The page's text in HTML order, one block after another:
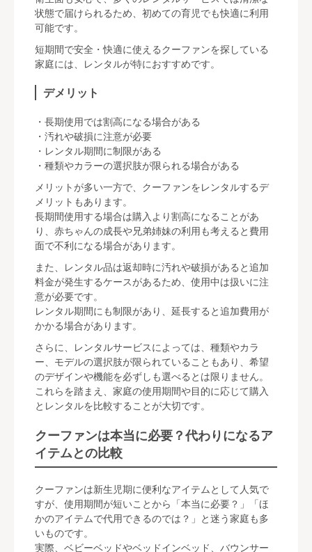
状態で届けられるため、初めての育児でも快適に利用
可能です。
短期間で安全・快適に使えるクーファンを探している
家庭には、レンタルが特におすすめです。
デメリット
・長期使用では割高になる場合がある
・汚れや破損に注意が必要
・レンタル期間に制限がある
・種類やカラーの選択肢が限られる場合がある
メリットが多い一方で、クーファンをレンタルするデ
メリットもあります。
長期間使用する場合は購入より割高になることがあ
り、赤ちゃんの成長や兄弟姉妹の利用も考えると費用
面で不利になる場合があります。
また、レンタル品は返却時に汚れや破損があると追加
料金が発生するケースがあるため、使用中は扱いに注
意が必要です。
レンタル期間にも制限があり、延長すると追加費用が
かかる場合があります。
さらに、レンタルサービスによっては、種類やカラ
ー、モデルの選択肢が限られていることもあり、希望
のデザインや機能を必ずしも選べるとは限りません。
これらを踏まえ、家庭の使用期間や目的に応じて購入
とレンタルを比較することが大切です。
クーファンは本当に必要？代わりになるア
イテムとの比較
クーファンは新生児期に便利なアイテムとして人気で
すが、使用期間が短いことから「本当に必要？」「ほ
かのアイテムで代用できるのでは？」と迷う家庭も多
いものです。
実際、ベビーベッドやベッドインベッド、バウンサー